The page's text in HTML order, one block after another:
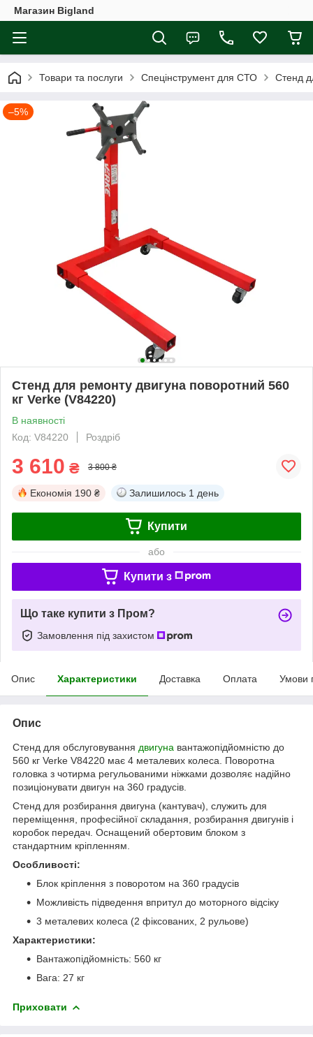
Магазин Bigland
Товари та послуги Спецінструмент для СТО Стенд
–5%
Стенд для ремонту двигуна поворотний 560
кг Verke (V84220)
В наявності
Код: V84220
Роздріб
3 610 ₴ 3 800 ₴
Економія 190 ₴ Залишилось 1 день
Купити
або
Купити з
Що таке купити з Пром?
Замовлення під захистом
Опис Характеристики Доставка Оплата Умови
Опис
Стенд для обслуговування двигуна вантажопідйомністю до
560 кг Verke V84220 має 4 металевих колеса. Поворотна
головка з чотирма регульованими ніжками дозволяє надійно
позиціонувати двигун на 360 градусів.
Стенд для розбирання двигуна (кантувач), служить для
переміщення, професійної складання, розбирання двигунів і
коробок передач. Оснащений обертовим блоком з
стандартним кріпленням.
Особливості:
Блок кріплення з поворотом на 360 градусів
Можливість підведення впритул до моторного відсіку
3 металевих колеса (2 фіксованих, 2 рульове)
Характеристики:
Вантажопідйомність: 560 кг
Вага: 27 кг
Приховати